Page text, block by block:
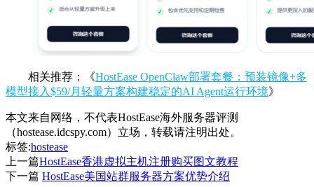
相关推荐：《HostEase OpenClaw部署套餐：预装镜像+多
模型接入$59/月轻量方案构建稳定的AI Agent运行环境》
本文来自网络，不代表HostEase海外服务器评测
（hostease.idcspy.com）立场，转载请注明出处。
标签:hostease
上一篇HostEase香港虚拟主机注册购买图文教程
下一篇 HostEase美国站群服务器方案优势介绍